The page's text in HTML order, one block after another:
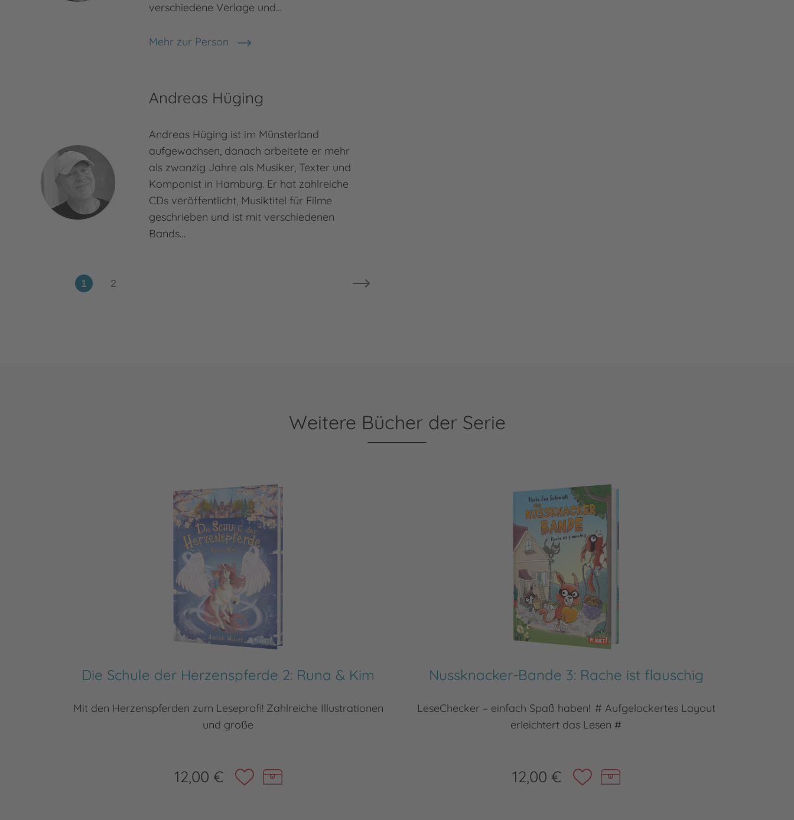
verschiedene Verlage und…
Mehr zur Person
Angelika Niestrath
Andreas Hüging
Andreas Hüging ist im Münsterland
aufgewachsen, danach arbeitete er mehr
als zwanzig Jahre als Musiker, Texter und
Komponist in Hamburg. Er hat zahlreiche
CDs veröffentlicht, Musiktitel für Filme
geschrieben und ist mit verschiedenen
Bands…
Weitere Bücher der Serie
Die Schule der Herzenspferde 2: Runa & Kim
Mit den Herzenspferden zum Leseprofi! Zahlreiche Illustrationen
und große
12,00 €
Nussknacker-Bande 3: Rache ist flauschig
LeseChecker – einfach Spaß haben! # Aufgelockertes Layout
erleichtert das Lesen #
12,00 €